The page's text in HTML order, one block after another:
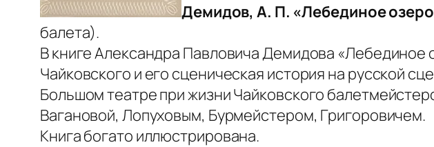
Демидов, А. П. «Лебединое
балета).
В книге Александра Павловича Демидова «Лебединое
Чайковского и его сценическая история на русской
Большом театре при жизни Чайковского
Вагановой, Лопуховым, Бурмейстером, Григоровичем.
Книга богато иллюстрирована.